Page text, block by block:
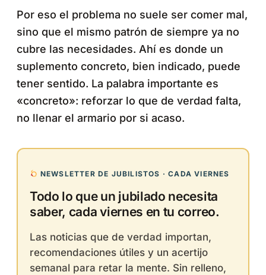
Por eso el problema no suele ser comer mal,
sino que el mismo patrón de siempre ya no
cubre las necesidades. Ahí es donde un
suplemento concreto, bien indicado, puede
tener sentido. La palabra importante es
«concreto»: reforzar lo que de verdad falta,
no llenar el armario por si acaso.
NEWSLETTER DE JUBILISTOS · CADA VIERNES
Todo lo que un jubilado necesita
saber, cada viernes en tu correo.
Las noticias que de verdad importan,
recomendaciones útiles y un acertijo
semanal para retar la mente. Sin relleno,